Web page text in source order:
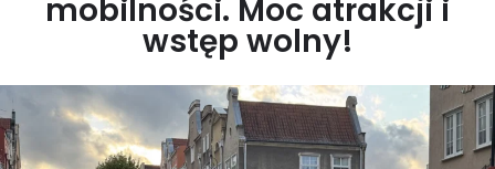
mobilności. Moc atrakcji i
wstęp wolny!